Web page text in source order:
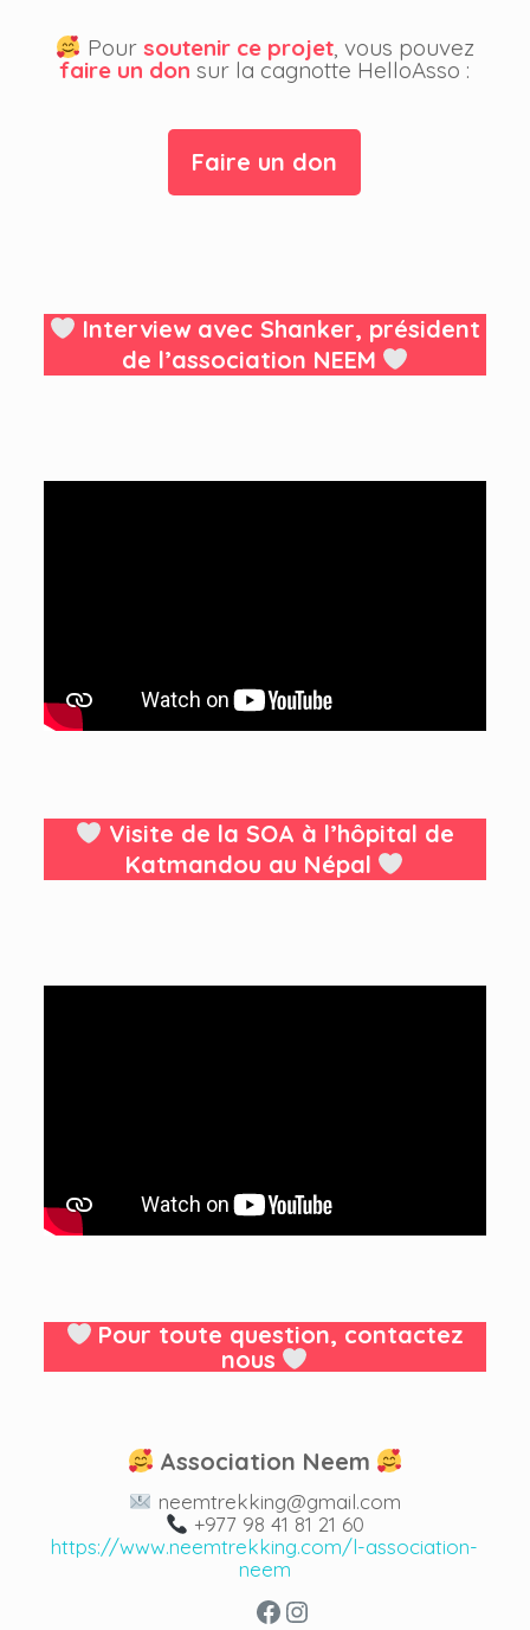
Pour soutenir ce projet, vous pouvez
faire un don sur la cagnotte HelloAsso :
Faire un don
Interview avec Shanker, président
de l’association NEEM
Visite de la SOA à l’hôpital de
Katmandou au Népal
Pour toute question, contactez
nous
Association Neem
neemtrekking@gmail.com
+977 98 41 81 21 60
https://www.neemtrekking.com/l-association-
neem
Facebook
Instagram